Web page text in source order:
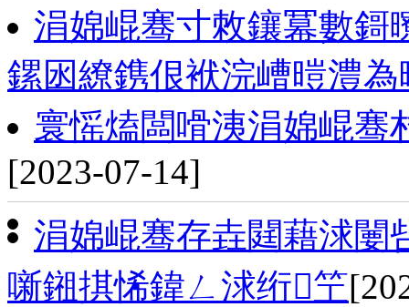
涓婂崐骞寸敇鑲冪數鎶
鏍囦繚鎸佷袱浣嶆暟澧為
寰愮熆闆嗗洟涓婂崐
[2023-07-14]
涓婂崐骞存垚閮藉浗闄
噺鎺掑悕鍏ㄥ浗绗笁